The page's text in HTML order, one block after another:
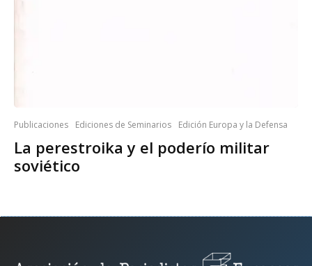
Publicaciones Ediciones de Seminarios Edición Europa y la Defensa
La perestroika y el poderío militar
soviético